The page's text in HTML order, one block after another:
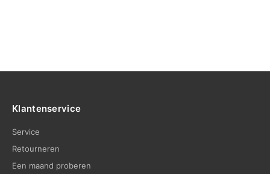
Klantenservice
Service
Retourneren
Een maand proberen